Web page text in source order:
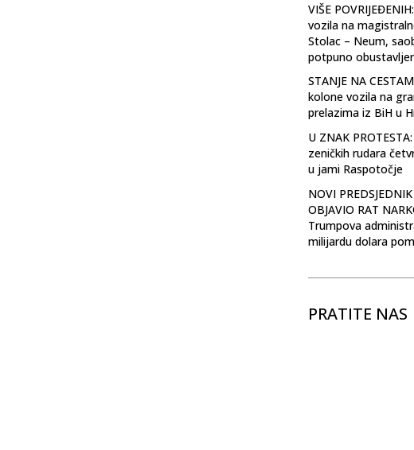
VIŠE
vozila na
Stolac – Neum,
potpuno
STANJE NA
kolone vozila na
prelazima iz BiH u
U ZNAK
zeničkih rudara
u jami Raspotočje
NOVI
OBJAVIO RAT
Trumpova
milijardu dolara
PRATITE NAS